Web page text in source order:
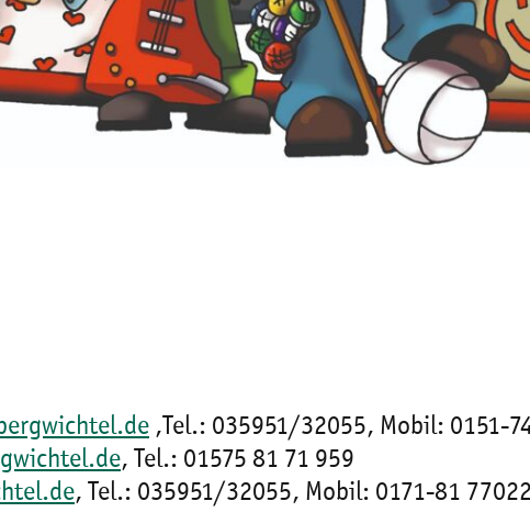
,Tel.: 035951/32055, Mobil: 0151-
, Tel.: 01575 81 71 959
, Tel.: 035951/32055, Mobil: 0171-81 77022